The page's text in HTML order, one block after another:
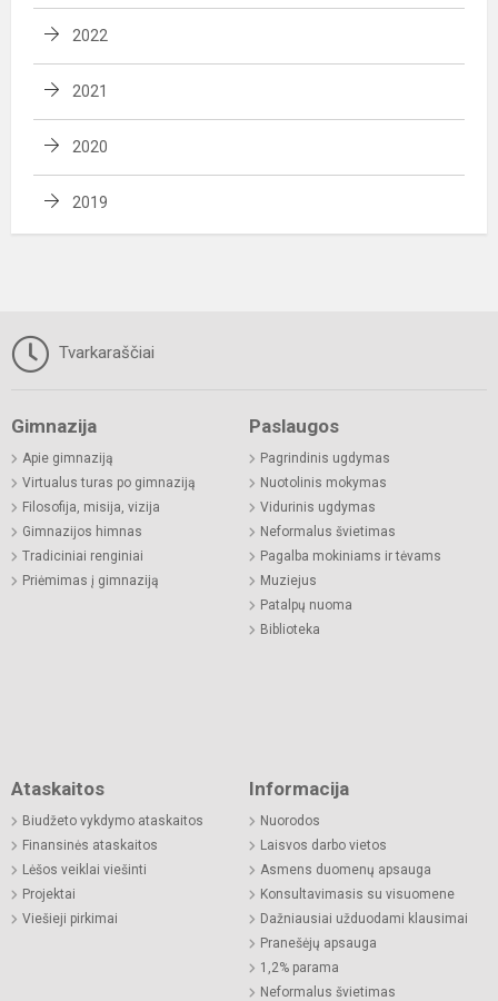
2022
2021
2020
2019
Tvarkaraščiai
Gimnazija
Apie gimnaziją
Virtualus turas po gimnaziją
Filosofija, misija, vizija
Gimnazijos himnas
Tradiciniai renginiai
Priėmimas į gimnaziją
Paslaugos
Pagrindinis ugdymas
Nuotolinis mokymas
Vidurinis ugdymas
Neformalus švietimas
Pagalba mokiniams ir tėvams
Muziejus
Patalpų nuoma
Biblioteka
Ataskaitos
Biudžeto vykdymo ataskaitos
Finansinės ataskaitos
Lėšos veiklai viešinti
Projektai
Viešieji pirkimai
Informacija
Nuorodos
Laisvos darbo vietos
Asmens duomenų apsauga
Konsultavimasis su visuomene
Dažniausiai užduodami klausimai
Pranešėjų apsauga
1,2% parama
Neformalus švietimas